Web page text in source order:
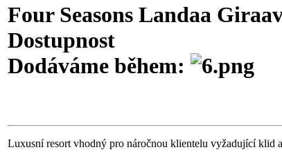
Four Seasons Landaa
Dostupnost
Dodáváme během:
Luxusní resort vhodný pro náročnou klientelu vyžadující klid